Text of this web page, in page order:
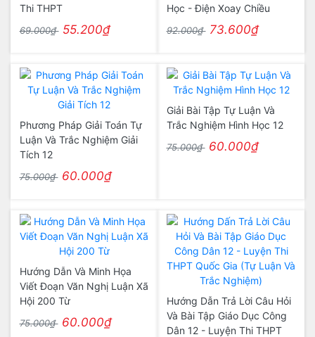
Thi THPT
69.000₫ 55.200₫
Học - Điện Xoay Chiều
92.000₫ 73.600₫
Phương Pháp Giải Toán Tự
Luận Và Trắc Nghiệm Giải
Tích 12
75.000₫ 60.000₫
Giải Bài Tập Tự Luận Và
Trắc Nghiệm Hình Học 12
75.000₫ 60.000₫
Hướng Dẫn Và Minh Họa
Viết Đoạn Văn Nghị Luận Xã
Hội 200 Từ
75.000₫ 60.000₫
Hướng Dẫn Trả Lời Câu Hỏi
Và Bài Tập Giáo Dục Công
Dân 12 - Luyện Thi THPT